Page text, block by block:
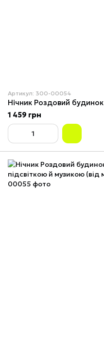
Артикул: 300-00054
1 459 грн